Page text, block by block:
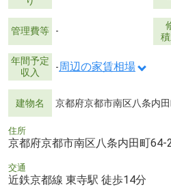
管理費等 -
年間予定
収入
-周辺の家賃相場
建物名 京都府京都市南区八条内
住所
京都府京都市南区八条内田町
交通
近鉄京都線 東寺駅 徒歩14分